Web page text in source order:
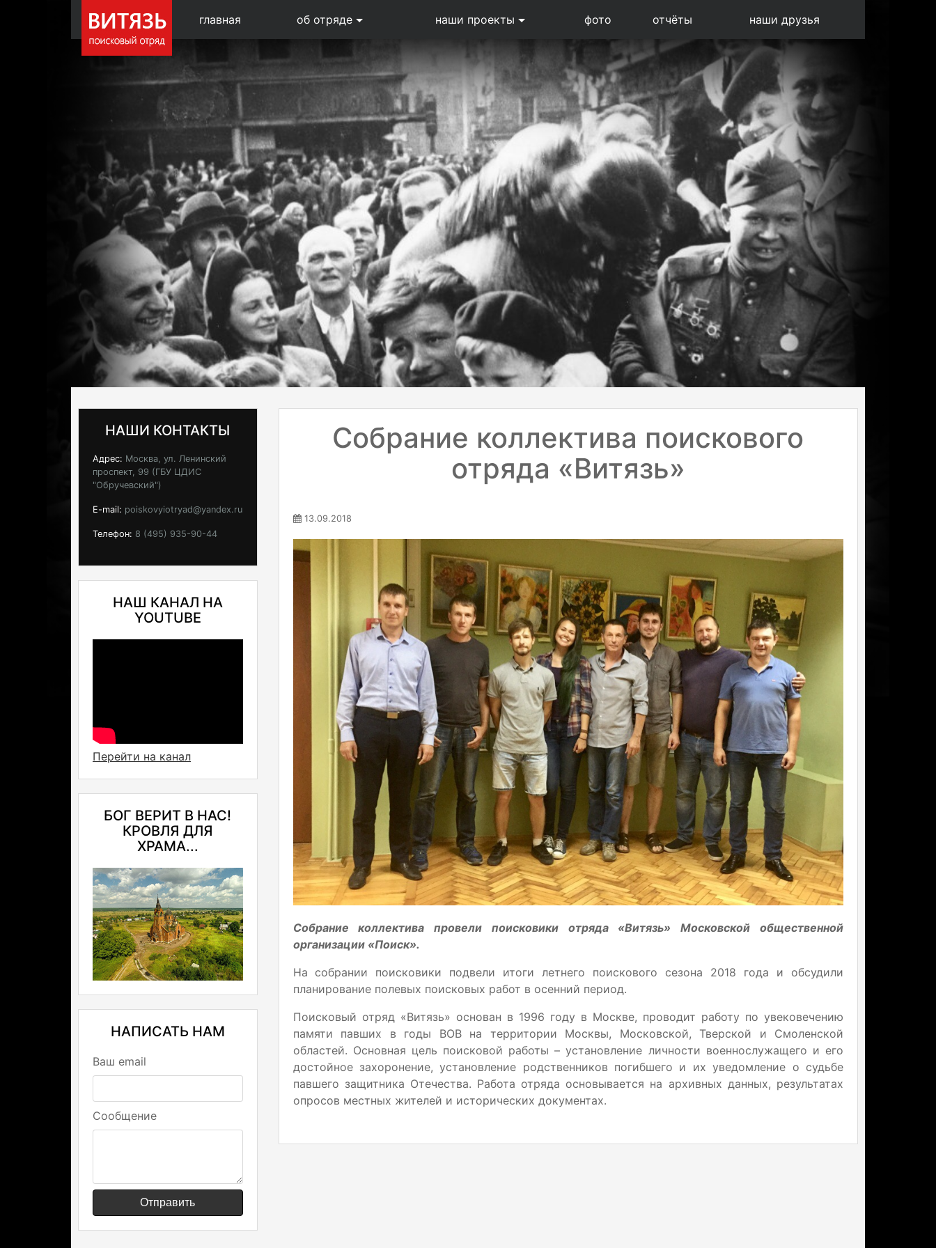
главная об отряде наши проекты фото отчёты наши друзья
НАШИ КОНТАКТЫ
Адрес: Москва, ул. Ленинский
проспект, 99 (ГБУ ЦДИС
"Обручевский")
E-mail: poiskovyiotryad@yandex.ru
Телефон: 8 (495) 935-90-44
НАШ КАНАЛ НА
YOUTUBE
Перейти на канал
БОГ ВЕРИТ В НАС!
КРОВЛЯ ДЛЯ
ХРАМА...
НАПИСАТЬ НАМ
Ваш email
Сообщение
Отправить
Собрание коллектива поискового
отряда «Витязь»
13.09.2018
Собрание коллектива провели поисковики отряда «Витязь» Московской общественной
организации «Поиск».
На собрании поисковики подвели итоги летнего поискового сезона 2018 года и обсудили
планирование полевых поисковых работ в осенний период.
Поисковый отряд «Витязь» основан в 1996 году в Москве, проводит работу по увековечению
памяти павших в годы ВОВ на территории Москвы, Московской, Тверской и Смоленской
областей. Основная цель поисковой работы – установление личности военнослужащего и его
достойное захоронение, установление родственников погибшего и их уведомление о судьбе
павшего защитника Отечества. Работа отряда основывается на архивных данных, результатах
опросов местных жителей и исторических документах.